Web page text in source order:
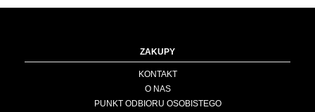
ZAKUPY
KONTAKT
O NAS
PUNKT ODBIORU OSOBISTEGO